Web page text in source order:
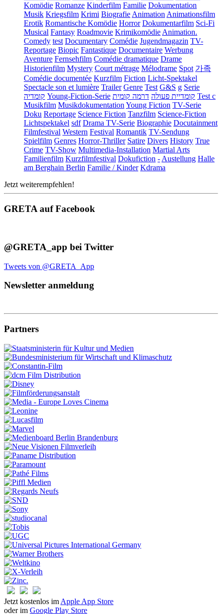
Komödie Romanze Kinderfilm Familie Dokumentation
Musik Kriegsfilm Krimi Biografie Animation Animationsfilm
Erotik Romantische Komödie Horror Dokumentarfilm Sci-Fi
Musical Fantasy Roadmovie Krimikomödie Animation.
Comedy test Documentary Comédie Jugendmagazin TV-
Reportage Biopic Fantastique Documentaire Werbung
Aventure Fernsehfilm Comédie dramatique Drame
Historienfilm Mystery Court métrage Mélodrame Spot 가족
Comédie documentée Kurzfilm Fiction Licht-Spektakel
Spectacle son et lumière Trailer Genre Test G&S g Serie
קומדיה Young-Fiction-Serie קומדיית פעולה דרמה קומית
Test c
Musikfilm Musikdokumentation Young Fiction TV-Serie
Doku Reportage Science Fiction Tanzfilm Science-Fiction
Lichtspektakel sdf Drama TV-Serie Biographie Docutainment
Filmfestival Western Festival Romantik TV-Sendung
Spielfilm Genres Horror-Thriller Satire Divers History True
Crime TV-Show Multimedia-Installation Martial Arts
Familienfilm Kurzfilmfestival Dokufiction - Austellung Halle
am Berghain Berlin Familie / Kinder Kdrama
Jetzt weiterempfehlen!
GRETA auf Facebook
@GRETA_app bei Twitter
Tweets von @GRETA_App
Newsletter anmeldung
Partners
Jetzt kostenlos im Apple App Store
oder im Google Play Store